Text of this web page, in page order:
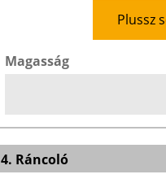
Plussz
Magasság
4. Ráncoló